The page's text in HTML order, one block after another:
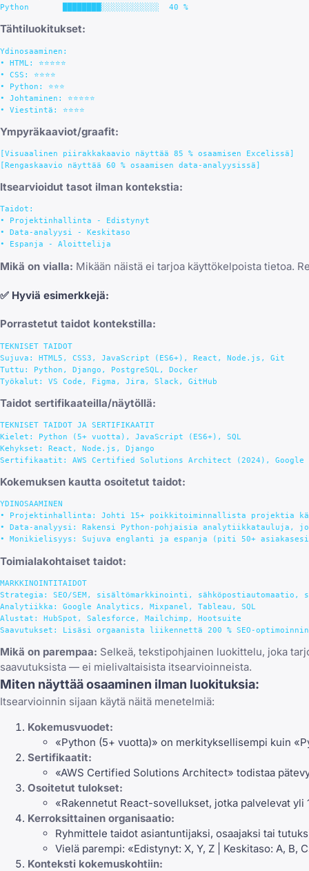
Tähtiluokitukset:
Ydinosaaminen:
• HTML: ⭐⭐⭐⭐⭐
• CSS: ⭐⭐⭐⭐
• Python: ⭐⭐⭐
• Johtaminen: ⭐⭐⭐⭐⭐
Ympyräkaaviot/graafit:
[Visuaalinen piirakkakaavio näyttää 85 % osaamisen Excelissä]
Itsearvioidut tasot ilman kontekstia:
Taidot:
• Projektinhallinta - Edistynyt
• Data-analyysi - Keskitaso
Mikä on vialla: Mikään näistä ei tarjoa käyttökelpoista tietoa.
✅ Hyviä esimerkkejä:
Porrastetut taidot kontekstilla:
TEKNISET TAIDOT
Sujuva: HTML5, CSS3, JavaScript (ES6+), React, Node.js, Git
Tuttu: Python, Django, PostgreSQL, Docker
Taidot sertifikaateilla/näytöllä:
TEKNISET TAIDOT JA SERTIFIKAATIT
Kielet: Python (5+ vuotta), JavaScript (ES6+), SQL
Kehykset: React, Node.js, Django
Kokemuksen kautta osoitetut taidot:
YDINOSAAMINEN
• Projektinhallinta: Johti 15+ poikkitoiminnallista projektia
• Data-analyysi: Rakensi Python-pohjaisia
Toimialakohtaiset taidot:
MARKKINOINTITAIDOT
Strategia: SEO/SEM, sisältömarkkinointi, sähköpostiautomaatio,
Analytiikka: Google Analytics, Mixpanel, Tableau, SQL
Alustat: HubSpot, Salesforce, Mailchimp, Hootsuite
Mikä on parempaa: Selkeä, tekstipohjainen luokittelu, joka
saavutuksista — ei mielivaltaisista itsearvioinneista.
Miten näyttää osaaminen ilman luokituksia:
Itsearvioinnin sijaan käytä näitä menetelmiä:
Kokemusvuodet:
«Python (5+ vuotta)» on merkityksellisempi kuin
Sertifikaatit:
«AWS Certified Solutions Architect» todistaa
Osoitetut tulokset:
«Rakennetut React-sovellukset, jotka palvelevat
Kerroksittainen organisaatio:
Ryhmittele taidot asiantuntijaksi, osaajaksi tai
Vielä parempi: «Edistynyt: X, Y, Z | Keskitaso: A, B,
Konteksti kokemuskohtiin: